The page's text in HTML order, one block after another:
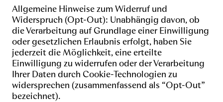
Allgemeine Hinweise zum Widerruf und
Widerspruch (Opt-Out): Unabhängig davon, ob
die Verarbeitung auf Grundlage einer Einwilligung
oder gesetzlichen Erlaubnis erfolgt, haben Sie
jederzeit die Möglichkeit, eine erteilte
Einwilligung zu widerrufen oder der Verarbeitung
Ihrer Daten durch Cookie-Technologien zu
widersprechen (zusammenfassend als “Opt-Out”
bezeichnet).